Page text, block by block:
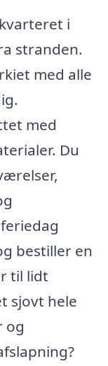
i
stranden.
med alle
med
Du
bestiller en
til lidt
sjovt hele
og